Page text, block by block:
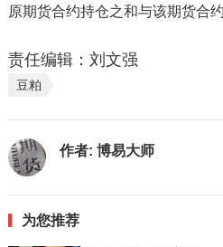
原期货合约持仓之和与该期货合
责任编辑：刘文强
豆粕
作者: 博易大师
为您推荐